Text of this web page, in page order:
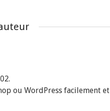
ou WordPress facilement et